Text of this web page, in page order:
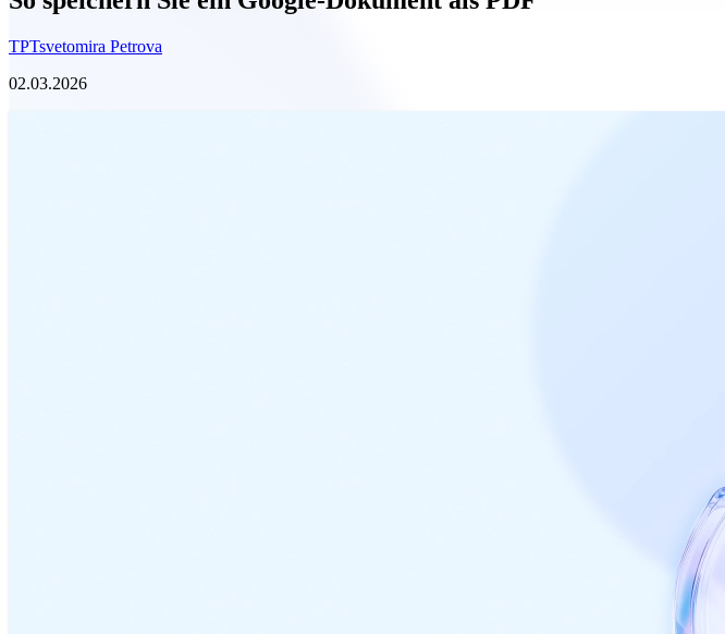
TPTsvetomira Petrova
02.03.2026